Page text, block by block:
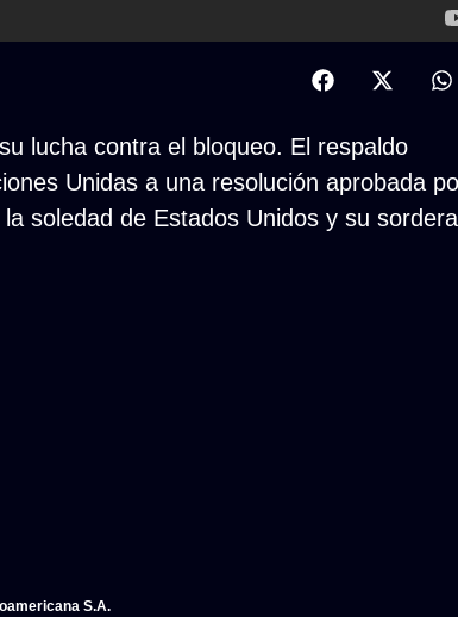
lucha contra el bloqueo. El respaldo
Unidas a una resolución aprobada
soledad de Estados Unidos y su sordera
S.A.